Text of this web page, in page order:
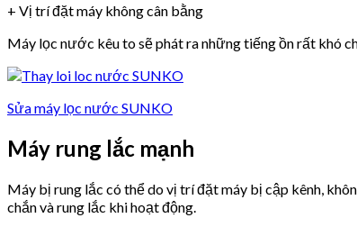
+ Vị trí đặt máy không cân bằng
Máy lọc nước kêu to sẽ phát ra những tiếng ồn rất khó
Sửa máy lọc nước SUNKO
Máy rung lắc mạnh
Máy bị rung lắc có thể do vị trí đặt máy bị cập kênh,
chắn và rung lắc khi hoạt động.